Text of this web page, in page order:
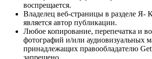
воспрещается.
Владелец веб-страницы в разделе Я-
является автор публикации.
Любое копирование, перепечатка и
фотографий и/или аудиовизуальных
принадлежащих правообладателю